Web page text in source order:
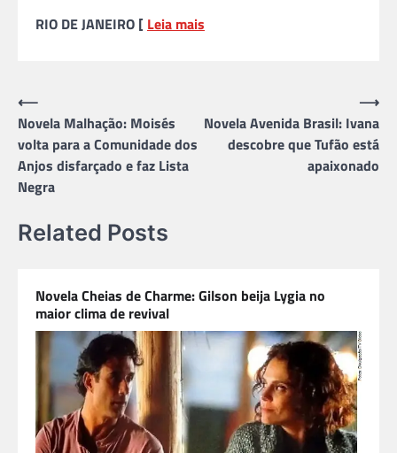
RIO DE JANEIRO [ Leia mais
Navegação
de
Post
⟵
Novela Malhação: Moisés
volta para a Comunidade dos
Anjos disfarçado e faz Lista
Negra
Novela Avenida Brasil: Ivana
descobre que Tufão está
apaixonado
⟶
Related Posts
Novela Cheias de Charme: Gilson beija Lygia no
maior clima de revival